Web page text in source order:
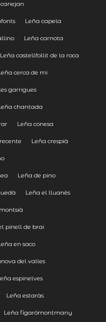
Leña capela
Leña carnota
Leña castellfollit de la roca
cerca de mi
garrigues
chantada
Leña conesa
Leña crespià
Leña de pino
Leña el lluanès
pinell de brai
en saco
del valles
espinelves
Leña estaràs
Leña figarómontmany